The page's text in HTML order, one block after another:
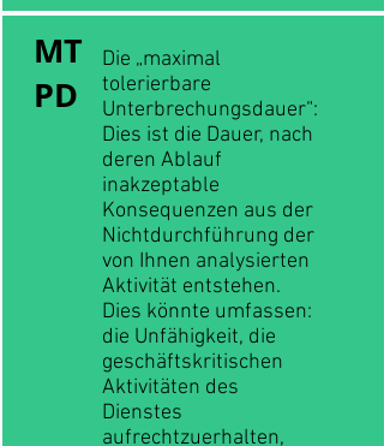
MT
PD
Die „maximal
tolerierbare
Unterbrechungsdauer“:
Dies ist die Dauer, nach
deren Ablauf
inakzeptable
Konsequenzen aus der
Nichtdurchführung der
von Ihnen analysierten
Aktivität entstehen.
Dies könnte umfassen:
die Unfähigkeit, die
geschäftskritischen
Aktivitäten des
Dienstes
aufrechtzuerhalten,